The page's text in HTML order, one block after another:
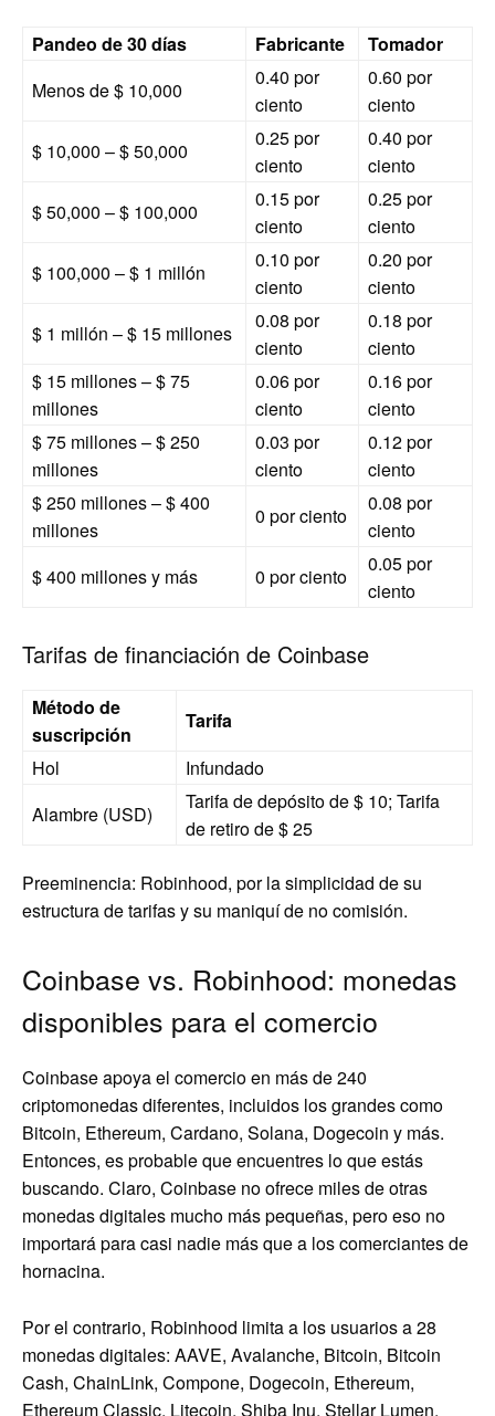
Pandeo de 30 días Fabricante
Tomador
Menos de $ 10,000
0.40 por
ciento
0.60 por
ciento
$ 10,000 – $ 50,000
0.25 por
ciento
0.40 por
ciento
$ 50,000 – $ 100,000
0.15 por
ciento
0.25 por
ciento
$ 100,000 – $ 1 millón
0.10 por
ciento
0.20 por
ciento
$ 1 millón – $ 15 millones
0.08 por
ciento
0.18 por
ciento
$ 15 millones – $ 75
millones
0.06 por
ciento
0.16 por
ciento
$ 75 millones – $ 250
millones
0.03 por
ciento
0.12 por
ciento
$ 250 millones – $ 400
millones
0 por ciento
0.08 por
ciento
$ 400 millones y más
0 por ciento
0.05 por
ciento
Tarifas de financiación de Coinbase
Método de
suscripción
Tarifa
Hol
Infundado
Alambre (USD)
Tarifa de depósito de $ 10; Tarifa
de retiro de $ 25
Preeminencia: Robinhood, por la simplicidad de su
estructura de tarifas y su maniquí de no comisión.
Coinbase vs. Robinhood: monedas
disponibles para el comercio
Coinbase apoya el comercio en más de 240
criptomonedas diferentes, incluidos los grandes como
Bitcoin, Ethereum, Cardano, Solana, Dogecoin y más.
Entonces, es probable que encuentres lo que estás
buscando. Claro, Coinbase no ofrece miles de otras
monedas digitales mucho más pequeñas, pero eso no
importará para casi nadie más que a los comerciantes de
hornacina.
Por el contrario, Robinhood limita a los usuarios a 28
monedas digitales: AAVE, Avalanche, Bitcoin, Bitcoin
Cash, ChainLink, Compone, Dogecoin, Ethereum,
Ethereum Classic, Litecoin, Shiba Inu, Stellar Lumen,